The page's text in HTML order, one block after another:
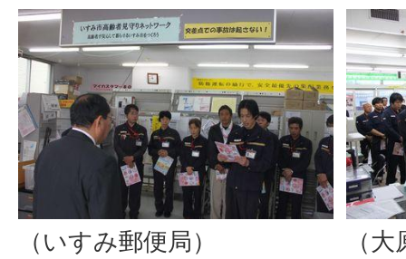
（いすみ郵便局） （